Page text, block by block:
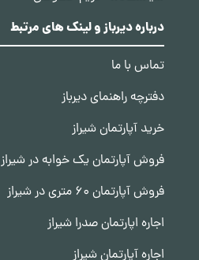
درباره دیرباز و لینک های مرتبط
تماس با ما
دفترچه راهنمای دیرباز
خرید آپارتمان شیراز
فروش آپارتمان یک خوابه در شیراز
فروش آپارتمان 60 متری در شیراز
اجاره اپارتمان صدرا شیراز
اجاره آپارتمان شیراز